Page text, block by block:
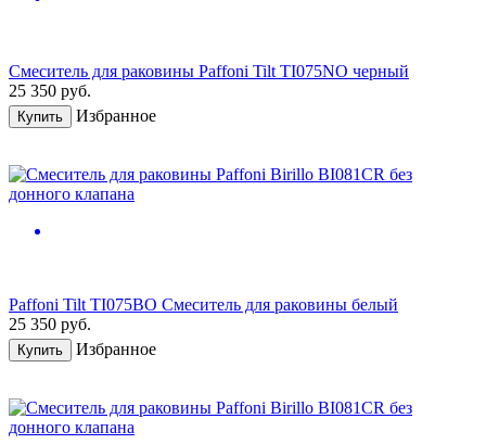
Смеситель для раковины Paffoni Tilt TI075NO черный
25 350 руб.
Купить Избранное
Paffoni Tilt TI075BO Смеситель для раковины белый
25 350 руб.
Купить Избранное